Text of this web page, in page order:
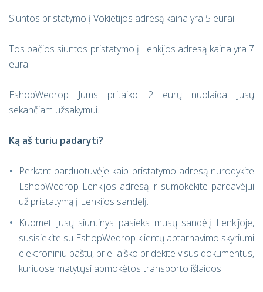
Siuntos pristatymo į Vokietijos adresą kaina yra 5 eurai.
Tos pačios siuntos pristatymo į Lenkijos adresą kaina yra 7
eurai.
EshopWedrop Jums pritaiko 2 eurų nuolaida Jūsų
sekančiam užsakymui.
Ką aš turiu padaryti?
Perkant parduotuvėje kaip pristatymo adresą nurodykite
EshopWedrop Lenkijos adresą ir sumokėkite pardavėjui
už pristatymą į Lenkijos sandėlį.
Kuomet Jūsų siuntinys pasieks mūsų sandėlį Lenkijoje,
susisiekite su EshopWedrop klientų aptarnavimo skyriumi
elektroniniu paštu, prie laiško pridėkite visus dokumentus,
kuriuose matytųsi apmokėtos transporto išlaidos.